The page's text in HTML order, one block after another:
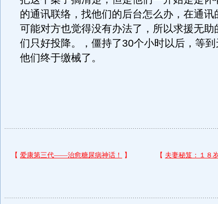
的通讯联络，找他们的后台怎么办，在通讯
可能对方也觉得没有办法了，所以求援无助
们只好投降。，僵持了30个小时以后，等
他们终于缴械了。